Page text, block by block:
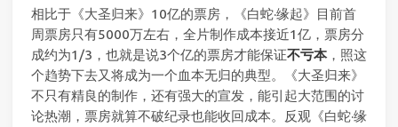
相比于《大圣归来》10亿的票房，《白蛇·缘起》目前首
周票房只有5000万左右，全片制作成本接近1亿，票房分
成约为1/3，也就是说3个亿的票房才能保证不亏本，照这
个趋势下去又将成为一个血本无归的典型。《大圣归来》
不只有精良的制作，还有强大的宣发，能引起大范围的讨
论热潮，票房就算不破纪录也能收回成本。反观《白蛇·缘